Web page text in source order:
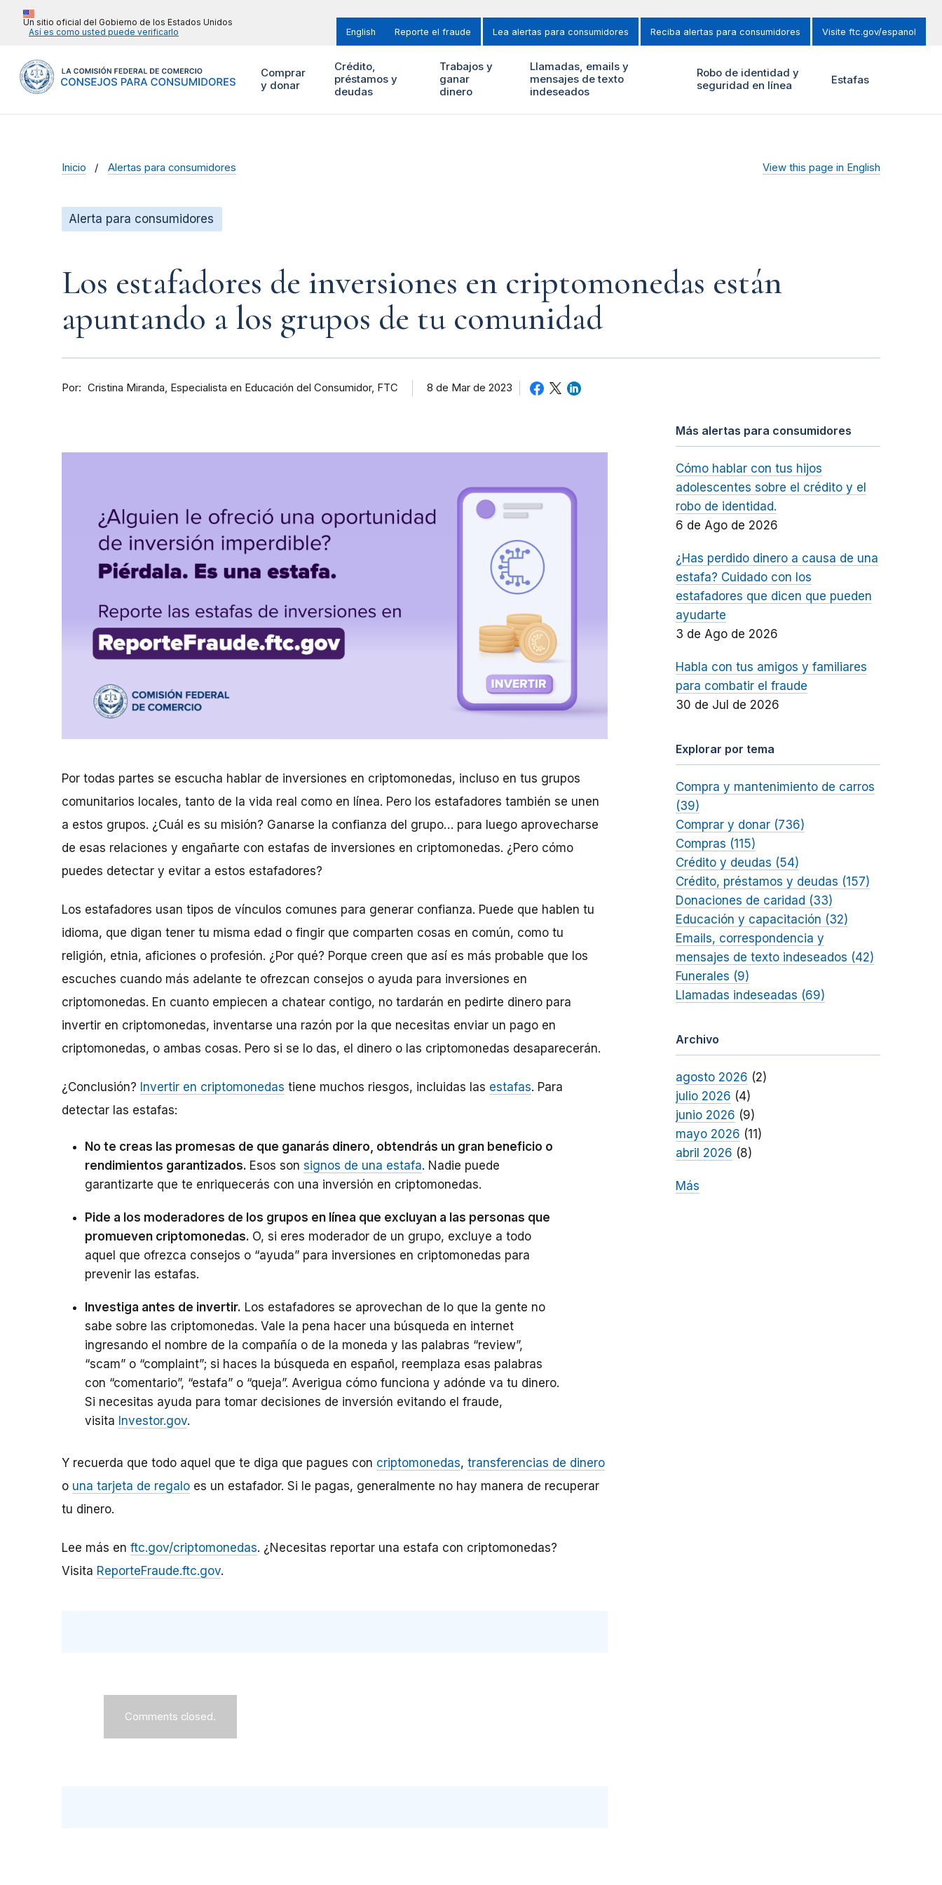
Un sitio oficial del Gobierno de los Estados Unidos
Así es como usted puede verificarlo
English Reporte el fraude Lea alertas para consumidores Reciba alertas para consumidores Visite ftc.gov/espanol
Comprar
y donar
Crédito,
préstamos y
deudas
Trabajos y
ganar
dinero
Llamadas, emails y
mensajes de texto
indeseados
Robo de identidad y
seguridad en línea
Estafas
Inicio Alertas para consumidores View this page in English
Alerta para consumidores
Los estafadores de inversiones en criptomonedas están
apuntando a los grupos de tu comunidad
Por Cristina Miranda Especialista en Educación del Consumidor, FTC 8 de Mar de 2023
Por todas partes se escucha hablar de inversiones en criptomonedas, incluso en tus grupos
comunitarios locales, tanto de la vida real como en línea. Pero los estafadores también se unen
a estos grupos. ¿Cuál es su misión? Ganarse la confianza del grupo… para luego aprovecharse
de esas relaciones y engañarte con estafas de inversiones en criptomonedas. ¿Pero cómo
puedes detectar y evitar a estos estafadores?
Los estafadores usan tipos de vínculos comunes para generar confianza. Puede que hablen tu
idioma, que digan tener tu misma edad o fingir que comparten cosas en común, como tu
religión, etnia, aficiones o profesión. ¿Por qué? Porque creen que así es más probable que los
escuches cuando más adelante te ofrezcan consejos o ayuda para inversiones en
criptomonedas. En cuanto empiecen a chatear contigo, no tardarán en pedirte dinero para
invertir en criptomonedas, inventarse una razón por la que necesitas enviar un pago en
criptomonedas, o ambas cosas. Pero si se lo das, el dinero o las criptomonedas desaparecerán.
¿Conclusión? Invertir en criptomonedas tiene muchos riesgos, incluidas las estafas. Para
detectar las estafas:
No te creas las promesas de que ganarás dinero, obtendrás un gran beneficio o
rendimientos garantizados. Esos son signos de una estafa. Nadie puede
garantizarte que te enriquecerás con una inversión en criptomonedas.
Pide a los moderadores de los grupos en línea que excluyan a las personas que
promueven criptomonedas. O, si eres moderador de un grupo, excluye a todo
aquel que ofrezca consejos o “ayuda” para inversiones en criptomonedas para
prevenir las estafas.
Investiga antes de invertir. Los estafadores se aprovechan de lo que la gente no
sabe sobre las criptomonedas. Vale la pena hacer una búsqueda en internet
ingresando el nombre de la compañía o de la moneda y las palabras “review”,
“scam” o “complaint”; si haces la búsqueda en español, reemplaza esas palabras
con “comentario”, “estafa” o “queja”. Averigua cómo funciona y adónde va tu dinero.
Si necesitas ayuda para tomar decisiones de inversión evitando el fraude,
visita Investor.gov.
Y recuerda que todo aquel que te diga que pagues con criptomonedas, transferencias de dinero
o una tarjeta de regalo es un estafador. Si le pagas, generalmente no hay manera de recuperar
tu dinero.
Lee más en ftc.gov/criptomonedas. ¿Necesitas reportar una estafa con criptomonedas?
Visita ReporteFraude.ftc.gov.
Comments closed.
Más alertas para consumidores
Cómo hablar con tus hijos
adolescentes sobre el crédito y el
robo de identidad.
6 de Ago de 2026
¿Has perdido dinero a causa de una
estafa? Cuidado con los
estafadores que dicen que pueden
ayudarte
3 de Ago de 2026
Habla con tus amigos y familiares
para combatir el fraude
30 de Jul de 2026
Explorar por tema
Compra y mantenimiento de carros
(39)
Comprar y donar (736)
Compras (115)
Crédito y deudas (54)
Crédito, préstamos y deudas (157)
Donaciones de caridad (33)
Educación y capacitación (32)
Emails, correspondencia y
mensajes de texto indeseados (42)
Funerales (9)
Llamadas indeseadas (69)
Archivo
agosto 2026 (2)
julio 2026 (4)
junio 2026 (9)
mayo 2026 (11)
abril 2026 (8)
Más